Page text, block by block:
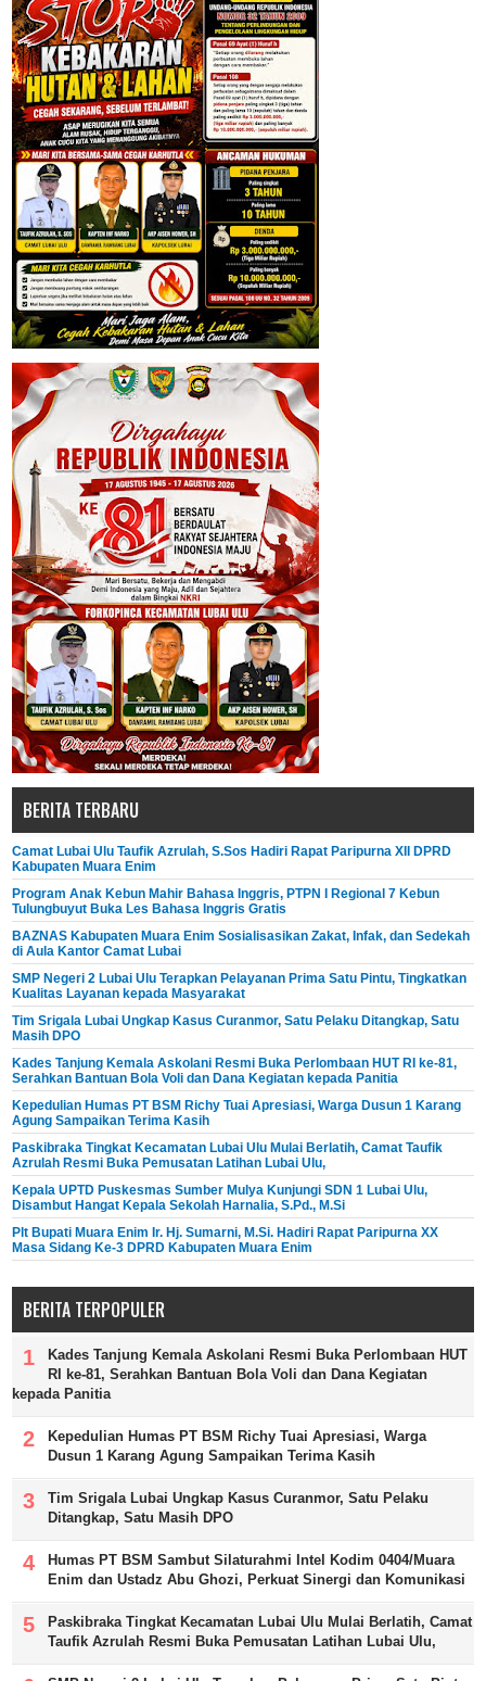
BERITA TERBARU
Camat Lubai Ulu Taufik Azrulah, S.Sos Hadiri Rapat Paripurna XII DPRD
Kabupaten Muara Enim
Program Anak Kebun Mahir Bahasa Inggris, PTPN I Regional 7 Kebun
Tulungbuyut Buka Les Bahasa Inggris Gratis
BAZNAS Kabupaten Muara Enim Sosialisasikan Zakat, Infak, dan Sedekah
di Aula Kantor Camat Lubai
SMP Negeri 2 Lubai Ulu Terapkan Pelayanan Prima Satu Pintu, Tingkatkan
Kualitas Layanan kepada Masyarakat
Tim Srigala Lubai Ungkap Kasus Curanmor, Satu Pelaku Ditangkap, Satu
Masih DPO
Kades Tanjung Kemala Askolani Resmi Buka Perlombaan HUT RI ke-81,
Serahkan Bantuan Bola Voli dan Dana Kegiatan kepada Panitia
Kepedulian Humas PT BSM Richy Tuai Apresiasi, Warga Dusun 1 Karang
Agung Sampaikan Terima Kasih
Paskibraka Tingkat Kecamatan Lubai Ulu Mulai Berlatih, Camat Taufik
Azrulah Resmi Buka Pemusatan Latihan Lubai Ulu,
Kepala UPTD Puskesmas Sumber Mulya Kunjungi SDN 1 Lubai Ulu,
Disambut Hangat Kepala Sekolah Harnalia, S.Pd., M.Si
Plt Bupati Muara Enim Ir. Hj. Sumarni, M.Si. Hadiri Rapat Paripurna XX
Masa Sidang Ke-3 DPRD Kabupaten Muara Enim
BERITA TERPOPULER
Kades Tanjung Kemala Askolani Resmi Buka Perlombaan HUT
RI ke-81, Serahkan Bantuan Bola Voli dan Dana Kegiatan
kepada Panitia
Kepedulian Humas PT BSM Richy Tuai Apresiasi, Warga
Dusun 1 Karang Agung Sampaikan Terima Kasih
Tim Srigala Lubai Ungkap Kasus Curanmor, Satu Pelaku
Ditangkap, Satu Masih DPO
Humas PT BSM Sambut Silaturahmi Intel Kodim 0404/Muara
Enim dan Ustadz Abu Ghozi, Perkuat Sinergi dan Komunikasi
Paskibraka Tingkat Kecamatan Lubai Ulu Mulai Berlatih, Camat
Taufik Azrulah Resmi Buka Pemusatan Latihan Lubai Ulu,